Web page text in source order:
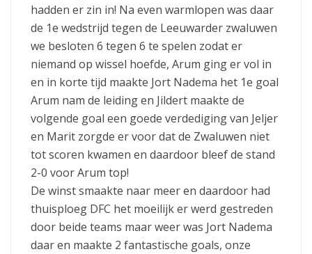
hadden er zin in! Na even warmlopen was daar
de 1e wedstrijd tegen de Leeuwarder zwaluwen
we besloten 6 tegen 6 te spelen zodat er
niemand op wissel hoefde, Arum ging er vol in
en in korte tijd maakte Jort Nadema het 1e goal
Arum nam de leiding en Jildert maakte de
volgende goal een goede verdediging van Jeljer
en Marit zorgde er voor dat de Zwaluwen niet
tot scoren kwamen en daardoor bleef de stand
2-0 voor Arum top!
De winst smaakte naar meer en daardoor had
thuisploeg DFC het moeilijk er werd gestreden
door beide teams maar weer was Jort Nadema
daar en maakte 2 fantastische goals, onze